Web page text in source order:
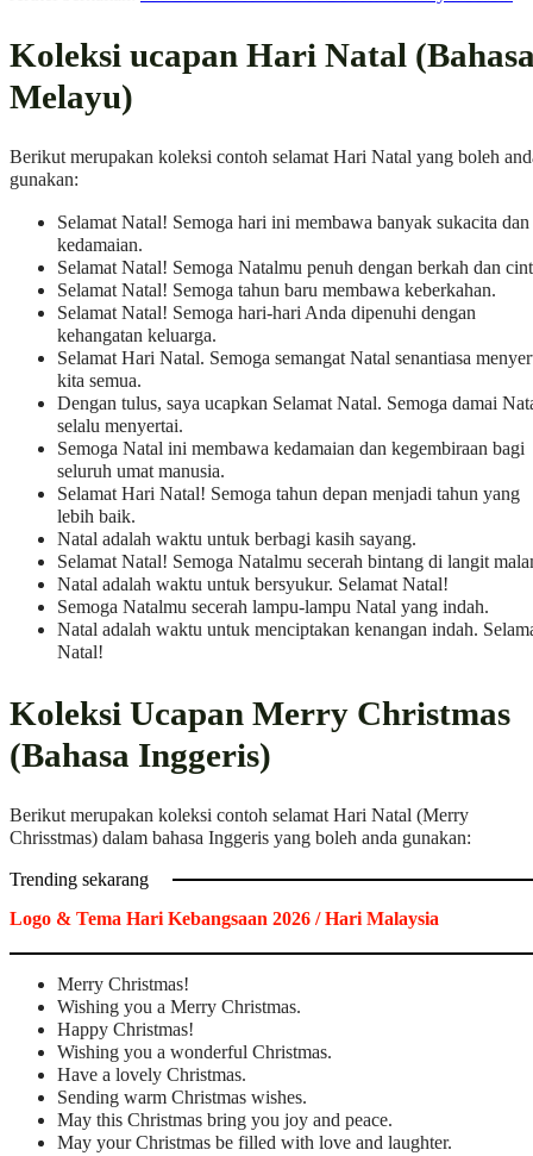
Koleksi ucapan Hari Natal
Melayu)
Berikut merupakan koleksi contoh selamat Hari Natal yang boleh
gunakan:
Selamat Natal! Semoga hari ini membawa banyak sukacita dan
kedamaian.
Selamat Natal! Semoga Natalmu penuh dengan berkah dan
Selamat Natal! Semoga tahun baru membawa keberkahan.
Selamat Natal! Semoga hari-hari Anda dipenuhi dengan
kehangatan keluarga.
Selamat Hari Natal. Semoga semangat Natal senantiasa
kita semua.
Dengan tulus, saya ucapkan Selamat Natal. Semoga damai
selalu menyertai.
Semoga Natal ini membawa kedamaian dan kegembiraan bagi
seluruh umat manusia.
Selamat Hari Natal! Semoga tahun depan menjadi tahun yang
lebih baik.
Natal adalah waktu untuk berbagi kasih sayang.
Selamat Natal! Semoga Natalmu secerah bintang di langit
Natal adalah waktu untuk bersyukur. Selamat Natal!
Semoga Natalmu secerah lampu-lampu Natal yang indah.
Natal adalah waktu untuk menciptakan kenangan indah.
Natal!
Koleksi Ucapan Merry Christmas
(Bahasa Inggeris)
Berikut merupakan koleksi contoh selamat Hari Natal (Merry
Chrisstmas) dalam bahasa Inggeris yang boleh anda gunakan:
Trending sekarang
Logo & Tema Hari Kebangsaan 2026 / Hari Malaysia
Merry Christmas!
Wishing you a Merry Christmas.
Happy Christmas!
Wishing you a wonderful Christmas.
Have a lovely Christmas.
Sending warm Christmas wishes.
May this Christmas bring you joy and peace.
May your Christmas be filled with love and laughter.